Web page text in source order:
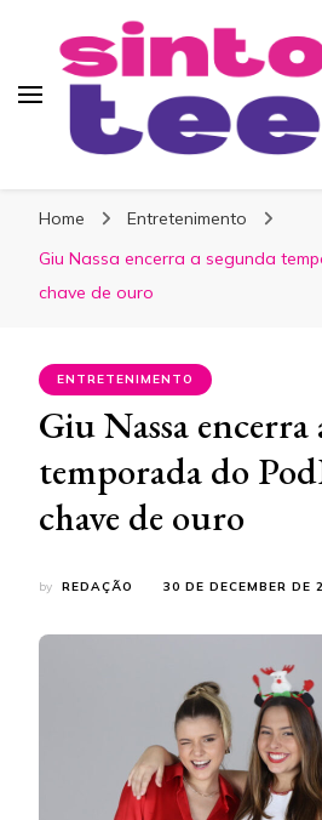
Home
Entretenimento
Giu Nassa encerra a segunda
chave de ouro
ENTRETENIMENTO
Giu Nassa encerra
temporada do
chave de ouro
by REDAÇÃO 30 DE DECEMBER DE